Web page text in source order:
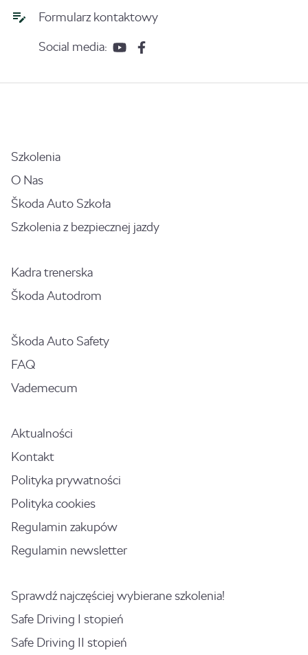
Formularz kontaktowy
Social media:
Szkolenia
O Nas
Škoda Auto Szkoła
Szkolenia z bezpiecznej jazdy
Kadra trenerska
Škoda Autodrom
Škoda Auto Safety
FAQ
Vademecum
Aktualności
Kontakt
Polityka prywatności
Polityka cookies
Regulamin zakupów
Regulamin newsletter
Sprawdź najczęściej wybierane szkolenia!
Safe Driving I stopień
Safe Driving II stopień